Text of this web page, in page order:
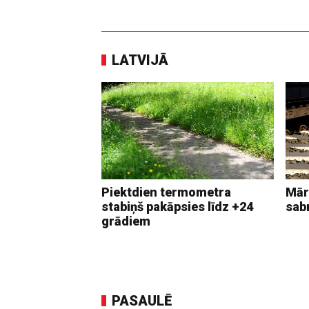
LATVIJĀ
Piektdien termometra
stabiņš pakāpsies līdz +24
grādiem
PASAULĒ